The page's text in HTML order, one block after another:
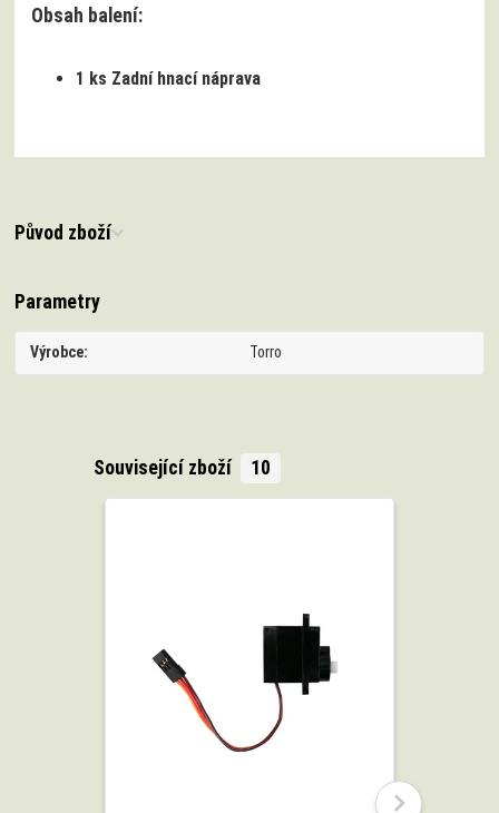
Obsah balení:
1 ks Zadní hnací náprava
Původ zboží
Parametry
Výrobce Torro
Související zboží 10